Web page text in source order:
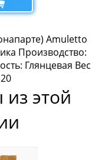
Amuletto
Производство:
Глянцевая Вес
этой